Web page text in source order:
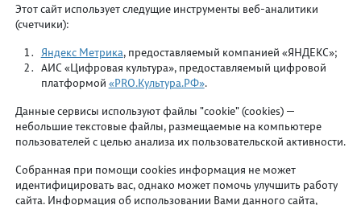
Этот сайт использует следущие инструменты веб-аналитики
(счетчики):
Яндекс Метрика, предоставляемый компанией «ЯНДЕКС»;
АИС «Цифровая культура», предоставляемый цифровой
платформой «PRO.Культура.РФ».
Данные сервисы используют файлы "cookie" (cookies) —
небольшие текстовые файлы, размещаемые на компьютере
пользователей с целью анализа их пользовательской активности.
Собранная при помощи cookies информация не может
идентифицировать вас, однако может помочь улучшить работу
сайта. Информация об использовании Вами данного сайта,
+7 (342) 244 34 81 — вахта
priemdk@yandex.ru
Департамент культуры и молодежной политики
администрации города Перми